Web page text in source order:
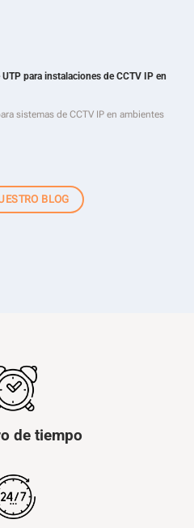
para instalaciones de CCTV IP en
sistemas de CCTV IP en ambientes
BLOG
de tiempo